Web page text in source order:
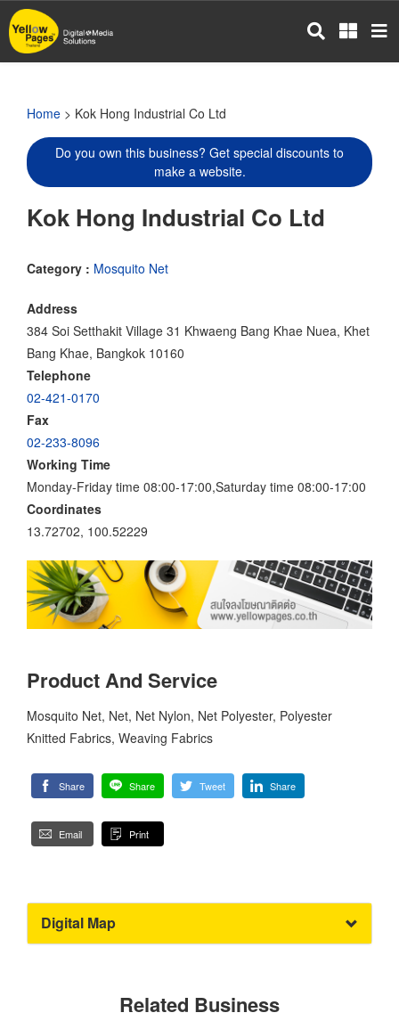
Skip
to
main
Home > Kok Hong Industrial Co Ltd
Do you own this business? Get special discounts to
make a website.
Kok Hong Industrial Co Ltd
Category : Mosquito Net
Address
384 Soi Setthakit Village 31 Khwaeng Bang Khae Nuea, Khet
Bang Khae, Bangkok 10160
Telephone
02-421-0170
Fax
02-233-8096
Working Time
Monday-Friday time 08:00-17:00,Saturday time 08:00-17:00
Coordinates
13.72702, 100.52229
Product And Service
Mosquito Net, Net, Net Nylon, Net Polyester, Polyester
Knitted Fabrics, Weaving Fabrics
Share Share Tweet Share
Email Print
Digital Map
Related Business